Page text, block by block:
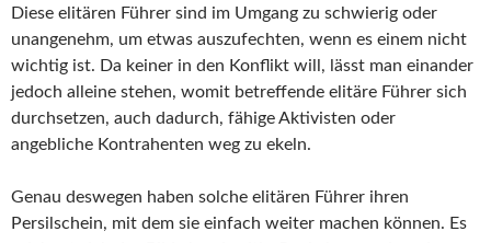
Diese elitären Führer sind im Umgang zu schwierig oder
unangenehm, um etwas auszufechten, wenn es einem nicht
wichtig ist. Da keiner in den Konflikt will, lässt man einander
jedoch alleine stehen, womit betreffende elitäre Führer sich
durchsetzen, auch dadurch, fähige Aktivisten oder
angebliche Kontrahenten weg zu ekeln.
Genau deswegen haben solche elitären Führer ihren
Persilschein, mit dem sie einfach weiter machen können. Es